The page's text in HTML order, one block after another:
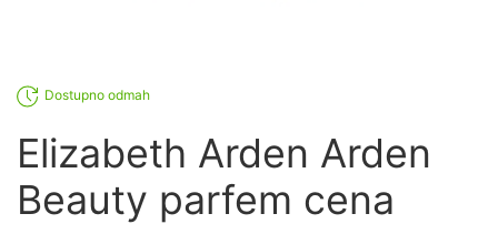
Dostupno odmah
Elizabeth Arden Arden
Beauty parfem cena